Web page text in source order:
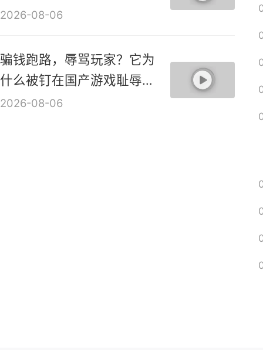
示视频
2026-08-06
骗钱跑路，辱骂玩家？它为
什么被钉在国产游戏耻辱柱
上？【是个人物10】
2026-08-06